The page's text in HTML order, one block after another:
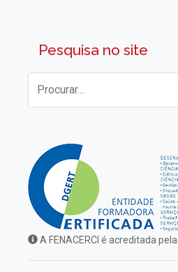
Pesquisa no site
A FENACERCI é acreditada pela